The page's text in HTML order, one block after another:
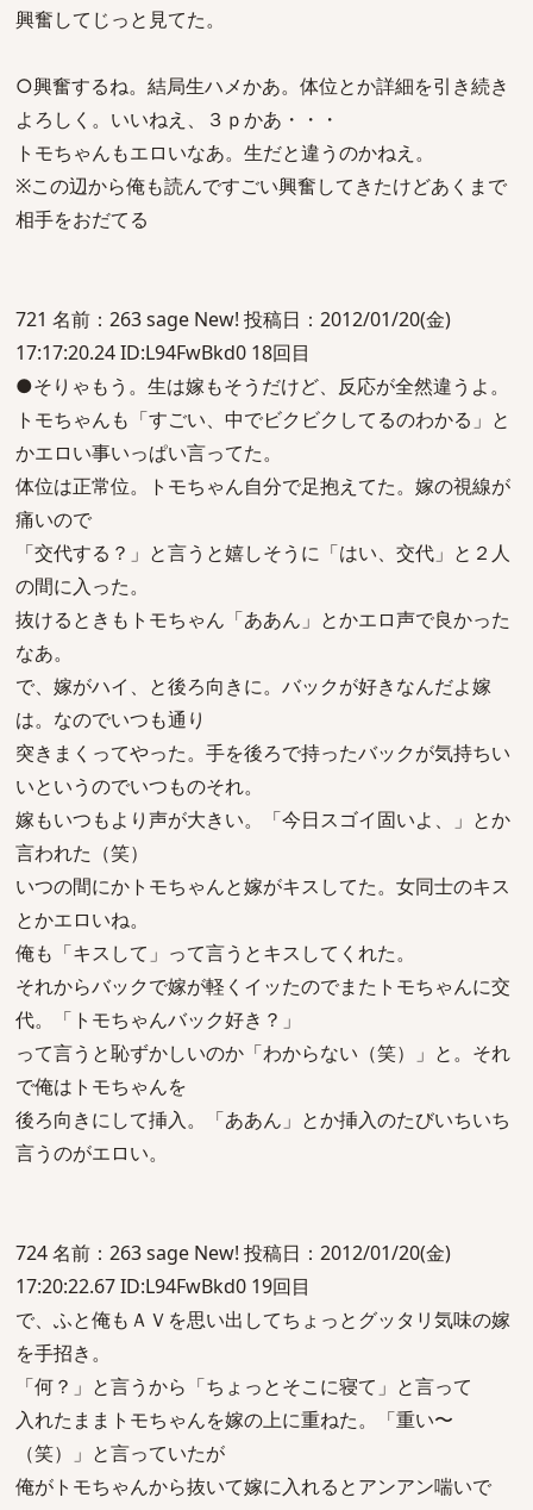
興奮してじっと見てた。
○興奮するね。結局生ハメかあ。体位とか詳細を引き続き
よろしく。いいねえ、３ｐかあ・・・
トモちゃんもエロいなあ。生だと違うのかねえ。
※この辺から俺も読んですごい興奮してきたけどあくまで
相手をおだてる
721 名前：263 sage New! 投稿日：2012/01/20(金)
17:17:20.24 ID:L94FwBkd0 18回目
●そりゃもう。生は嫁もそうだけど、反応が全然違うよ。
トモちゃんも「すごい、中でビクビクしてるのわかる」と
かエロい事いっぱい言ってた。
体位は正常位。トモちゃん自分で足抱えてた。嫁の視線が
痛いので
「交代する？」と言うと嬉しそうに「はい、交代」と２人
の間に入った。
抜けるときもトモちゃん「ああん」とかエロ声で良かった
なあ。
で、嫁がハイ、と後ろ向きに。バックが好きなんだよ嫁
は。なのでいつも通り
突きまくってやった。手を後ろで持ったバックが気持ちい
いというのでいつものそれ。
嫁もいつもより声が大きい。「今日スゴイ固いよ、」とか
言われた（笑）
いつの間にかトモちゃんと嫁がキスしてた。女同士のキス
とかエロいね。
俺も「キスして」って言うとキスしてくれた。
それからバックで嫁が軽くイッたのでまたトモちゃんに交
代。「トモちゃんバック好き？」
って言うと恥ずかしいのか「わからない（笑）」と。それ
で俺はトモちゃんを
後ろ向きにして挿入。「ああん」とか挿入のたびいちいち
言うのがエロい。
724 名前：263 sage New! 投稿日：2012/01/20(金)
17:20:22.67 ID:L94FwBkd0 19回目
で、ふと俺もＡＶを思い出してちょっとグッタリ気味の嫁
を手招き。
「何？」と言うから「ちょっとそこに寝て」と言って
入れたままトモちゃんを嫁の上に重ねた。「重い〜
（笑）」と言っていたが
俺がトモちゃんから抜いて嫁に入れるとアンアン喘いで